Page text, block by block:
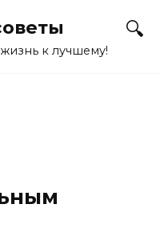
к лучшему!